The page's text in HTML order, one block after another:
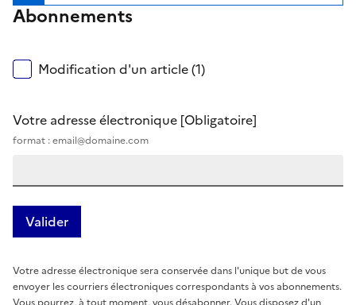
Abonnements
Modification d'un article (1)
Votre adresse électronique [Obligatoire]
format : email@domaine.com
Votre adresse électronique sera conservée dans l'unique but de vous
envoyer les courriers électroniques correspondants à vos abonnements.